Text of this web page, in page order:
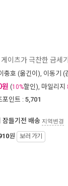
게이츠가 극찬한 금세
충호 (옮긴이), 이동기 (
(10%할인), 마일리지
포인트 :5,701
잠들기전 배송 지역변경
원 보러 가기